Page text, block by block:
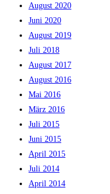
August 2020
Juni 2020
August 2019
Juli 2018
August 2017
August 2016
Mai 2016
März 2016
Juli 2015
Juni 2015
April 2015
Juli 2014
April 2014